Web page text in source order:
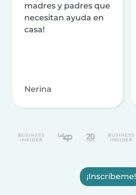
madres y padres que
necesitan ayuda en
casa!
Nerina
¡Inscríbeme!